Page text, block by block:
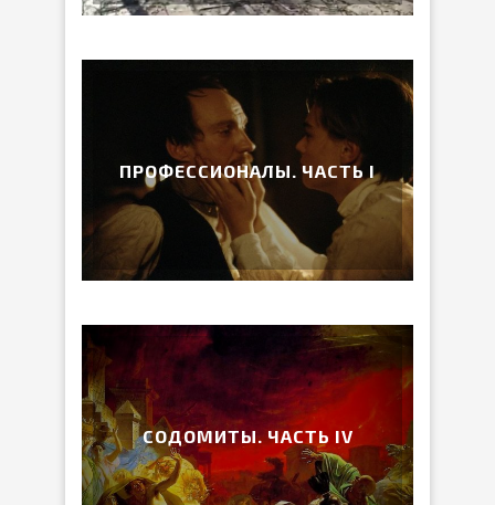
ПРОФЕССИОНАЛЫ. ЧАСТЬ I
СОДОМИТЫ. ЧАСТЬ IV